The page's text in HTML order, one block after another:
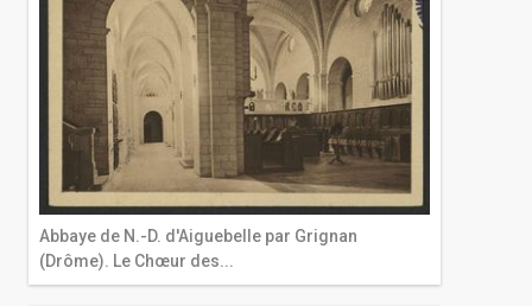
Abbaye de N.-D. d'Aiguebelle par Grignan
(Drôme). Le Chœur des...